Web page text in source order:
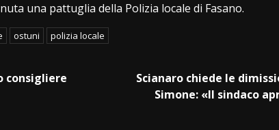
una pattuglia della Polizia locale di Fasano.
ostuni polizia locale
consigliere
Scianaro chiede le
Simone: «Il sindaco